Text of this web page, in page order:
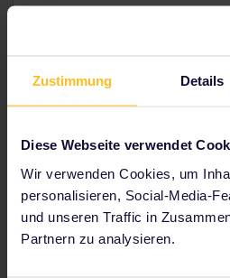
Zustimmung Details
Diese Webseite verwendet
Wir verwenden Cookies, um
personalisieren, Social-Media-
und unseren Traffic in
Partnern zu analysieren.
★ ★ ★ ★ ★
Es ist absolut unkompliziert, die
auszuwählen. Wer
Funktion „Lasse dich
empfehlenswert!
Großartige und günstige